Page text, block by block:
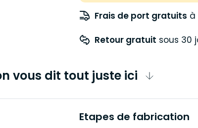
Frais de port gratuits à
Retour gratuit sous 30
vous dit tout juste ici
Etapes de fabrication